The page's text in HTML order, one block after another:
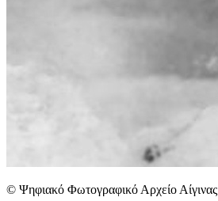
© Ψηφιακό Φωτογραφικό Αρχείο Αίγινας